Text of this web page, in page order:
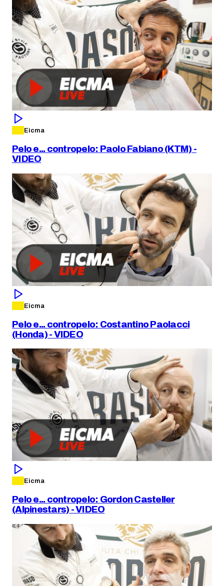
Eicma
Pelo e... contropelo: Paolo Fabiano (KTM) -
VIDEO
Eicma
Pelo e... contropelo: Costantino Paolacci
(Honda) - VIDEO
Eicma
Pelo e... contropelo: Gordon Casteller
(Alpinestars) - VIDEO